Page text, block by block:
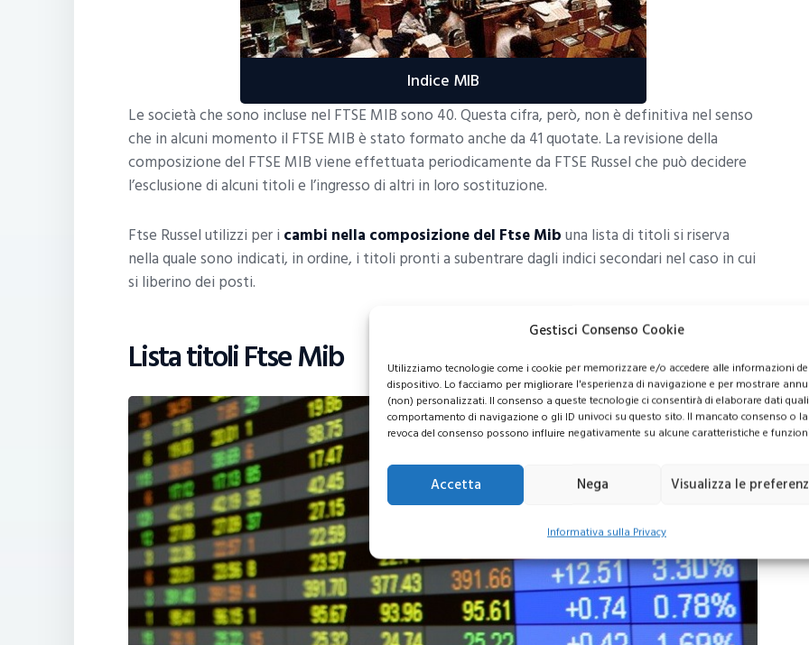
Gestisci Consenso Cookie
Utilizziamo tecnologie come i cookie per memorizzare e/o accedere alle informazioni
dispositivo. Lo facciamo per migliorare l'esperienza di navigazione e per mostrare
(non) personalizzati. Il consenso a queste tecnologie ci consentirà di elaborare dati
comportamento di navigazione o gli ID univoci su questo sito. Il mancato consenso o la
revoca del consenso possono influire negativamente su alcune caratteristiche e
Accetta Nega Visualizza le
Informativa sulla Privacy
Indice MIB
Le società che sono incluse nel FTSE MIB sono 40. Questa cifra, però, non è definitiva nel senso
che in alcuni momento il FTSE MIB è stato formato anche da 41 quotate. La revisione della
composizione del FTSE MIB viene effettuata periodicamente da FTSE Russel che può decidere
l’esclusione di alcuni titoli e l’ingresso di altri in loro sostituzione.
Ftse Russel utilizzi per i cambi nella composizione del Ftse Mibuna lista di titoli si riserva
nella quale sono indicati, in ordine, i titoli pronti a subentrare dagli indici secondari nel caso in cui
si liberino dei posti.
Lista titoli Ftse Mib